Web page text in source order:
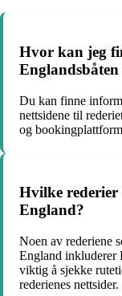
Hvor kan jeg
Du kan finne
nettsidene til
og
Hvilke
England?
Noen av rederiene
England inkluderer
viktig å sjekke
rederienes nettsider.